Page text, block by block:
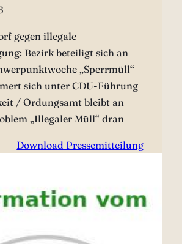
gegen illegale
Bezirk beteiligt sich an
„Sperrmüll“
sich unter CDU-Führung
/ Ordungsamt bleibt an
„Illegaler Müll“ dran
Download Pressemitteilung